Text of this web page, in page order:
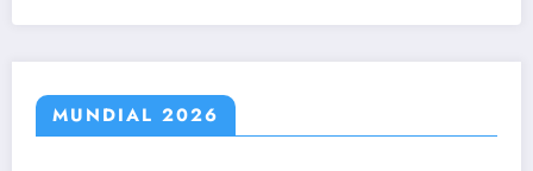
MUNDIAL 2026